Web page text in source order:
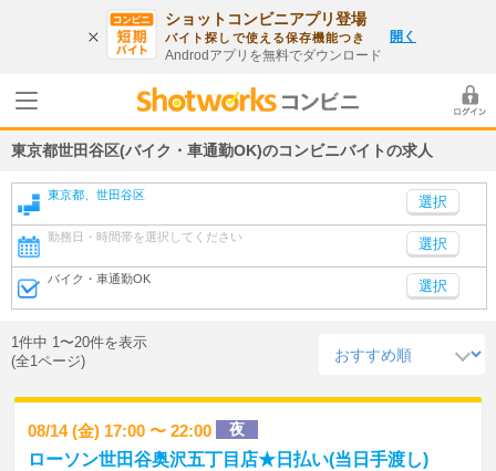
ショットコンビニアプリ登場
バイト探しで使える保存機能つき
Androdアプリを無料でダウンロード
開く
東京都世田谷区(バイク・車通勤OK)のコンビニバイトの求人
東京都、世田谷区
勤務日・時間帯を選択してください 選択
バイク・車通勤OK 選択
1件中 1〜20件を表示
(全1ページ)
08/14 (金) 17:00 〜 22:00 夜
ローソン世田谷奥沢五丁目店★日払い(当日手渡し)